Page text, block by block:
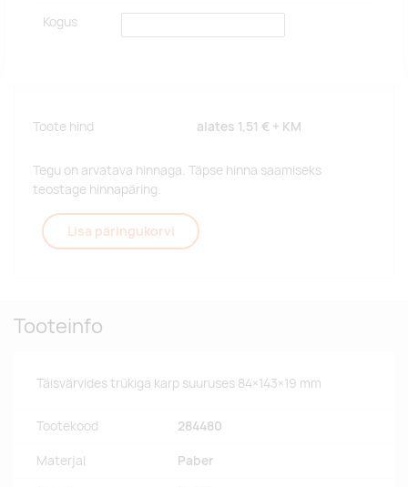
Kogus
Toote hind alates 1,51 € + KM
Tegu on arvatava hinnaga. Täpse hinna saamiseks
teostage hinnapäring.
Lisa päringukorvi
Tooteinfo
Täisvärvides trükiga karp suuruses 84×143×19 mm
Tootekood 284480
Materjal Paber